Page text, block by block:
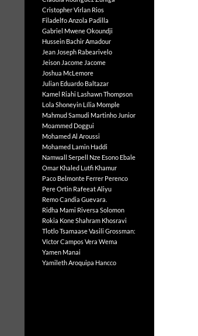
Cristopher Virlan Rios
Filadelfo Anzola Padilla
Gabriel Mwene Okoundji
Hussein Bachir Amadour
Jean Joseph Rabearivelo
Jeison Jacome Jacome
Joshua McLemore
Julian Eduardo Baltazar
Kamel Riahi Lashawn Thompson
Lola Shoneyin Lília Momple
Mahmud Samudi Martinho Junior
Moammed Doggui
Mohamed Al Aroussi
Mohamed Lamin Haddi
Namwall Serpell Nze Esono Ebale
Omar Khaled Lutfi Khamur
Paco Belmonte Ferrer Perenco
Pere Ortin Rafeeat Aliyu
Remo Candia Guevara.
Ridha Mami Riversa Solomon
Rokia KoneShahram Khosravi
Tlotlo TsamaaseVasili Grossman:
Víctor Campos Vera Wema
Yamen Manai
Yamileth Aroquipa Hancco